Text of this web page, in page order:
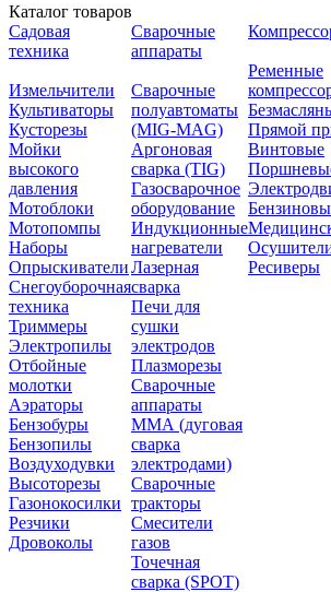
Каталог товаров
Садовая
техника
Измельчители
Культиваторы
Кусторезы
Мойки
высокого
давления
Мотоблоки
Мотопомпы
Наборы
Опрыскиватели
Снегоуборочная
техника
Триммеры
Электропилы
Отбойные
молотки
Аэраторы
Бензобуры
Бензопилы
Воздуходувки
Высоторезы
Газонокосилки
Резчики
Дровоколы
Сварочные
аппараты
Сварочные
полуавтоматы
(MIG-MAG)
Аргоновая
сварка (TIG)
Газосварочное
оборудование
Индукционные
нагреватели
Лазерная
сварка
Печи для
сушки
электродов
Плазморезы
Сварочные
аппараты
ММА (дуговая
сварка
электродами)
Сварочные
тракторы
Смесители
газов
Точечная
сварка (SPOT)
Ременные
Прямой
Винтовые
Ресиверы